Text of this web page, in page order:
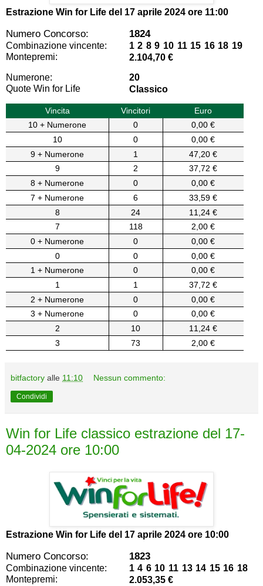
Estrazione Win for Life del 17 aprile 2024 ore 11:00
Numero Concorso: 1824
Combinazione vincente:
1 2 8 9 10 11 15 16 18 19
Montepremi:
2.104,70 €
Numerone:
20
Quote Win for Life
Classico
Vincita Vincitori
Euro
10 + Numerone
0
0,00 €
10
0
0,00 €
9 + Numerone
1
47,20 €
9
2
37,72 €
8 + Numerone
0
0,00 €
7 + Numerone
6
33,59 €
8
24
11,24 €
7
118
2,00 €
0 + Numerone
0
0,00 €
0
0
0,00 €
1 + Numerone
0
0,00 €
1
1
37,72 €
2 + Numerone
0
0,00 €
3 + Numerone
0
0,00 €
2
10
11,24 €
3
73 2,00 €
bitfactory alle 11:10 Nessun commento:
Condividi
Win for Life classico estrazione del 17-
04-2024 ore 10:00
Estrazione Win for Life del 17 aprile 2024 ore 10:00
Numero Concorso: 1823
Combinazione vincente:
1 4 6 10 11 13 14 15 16 18
Montepremi:
2.053,35 €